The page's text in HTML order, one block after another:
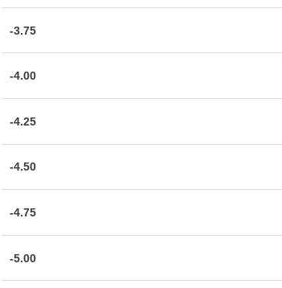
-3.75
-4.00
-4.25
-4.50
-4.75
-5.00